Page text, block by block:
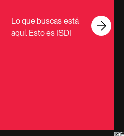
Lo que buscas está
aquí. Esto es ISDI